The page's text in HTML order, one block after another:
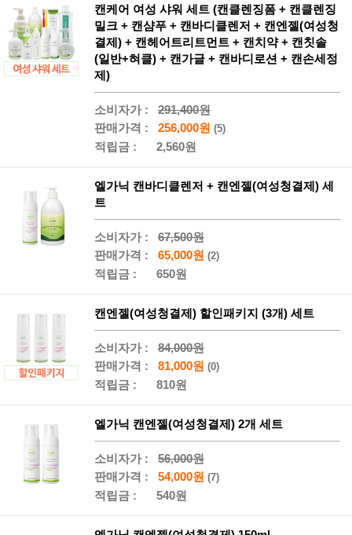
캔케어 여성 샤워 세트 (캔클렌징폼 + 캔클렌징
밀크 + 캔샴푸 + 캔바디클렌저 + 캔엔젤(여성청
결제) + 캔헤어트리트먼트 + 캔치약 + 캔칫솔
(일반+혀클) + 캔가글 + 캔바디로션 + 캔손세정
제)
소비자가 :
291,400원
판매가격 :
256,000원 (5)
적립금 : 2,560원
엘가닉 캔바디클렌저 + 캔엔젤(여성청결제) 세
트
소비자가 :
67,500원
판매가격 :
65,000원 (2)
적립금 : 650원
캔엔젤(여성청결제) 할인패키지 (3개) 세트
소비자가 :
84,000원
판매가격 :
81,000원 (0)
적립금 : 810원
엘가닉 캔엔젤(여성청결제) 2개 세트
소비자가 :
56,000원
판매가격 :
54,000원 (7)
적립금 : 540원